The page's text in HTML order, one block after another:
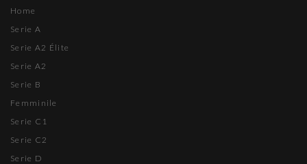
Home
Serie A
Serie A2 Élite
Serie A2
Serie B
Femminile
Serie C1
Serie C2
Serie D